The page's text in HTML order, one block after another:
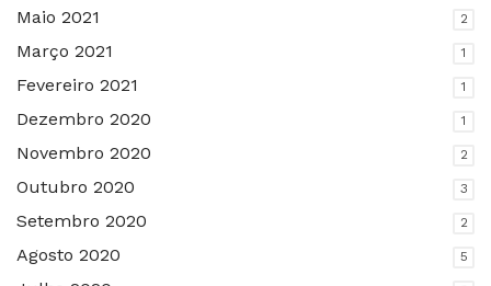
Maio 2021 2
Março 2021 1
Fevereiro 2021 1
Dezembro 2020 1
Novembro 2020 2
Outubro 2020 3
Setembro 2020 2
Agosto 2020 5